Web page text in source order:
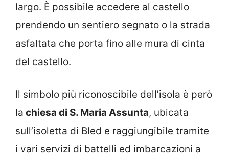
largo. È possibile accedere al castello
prendendo un sentiero segnato o la strada
asfaltata che porta fino alle mura di cinta
del castello.
Il simbolo più riconoscibile dell’isola è però
la chiesa di S. Maria Assunta, ubicata
sull’isoletta di Bled e raggiungibile tramite
i vari servizi di battelli ed imbarcazioni a